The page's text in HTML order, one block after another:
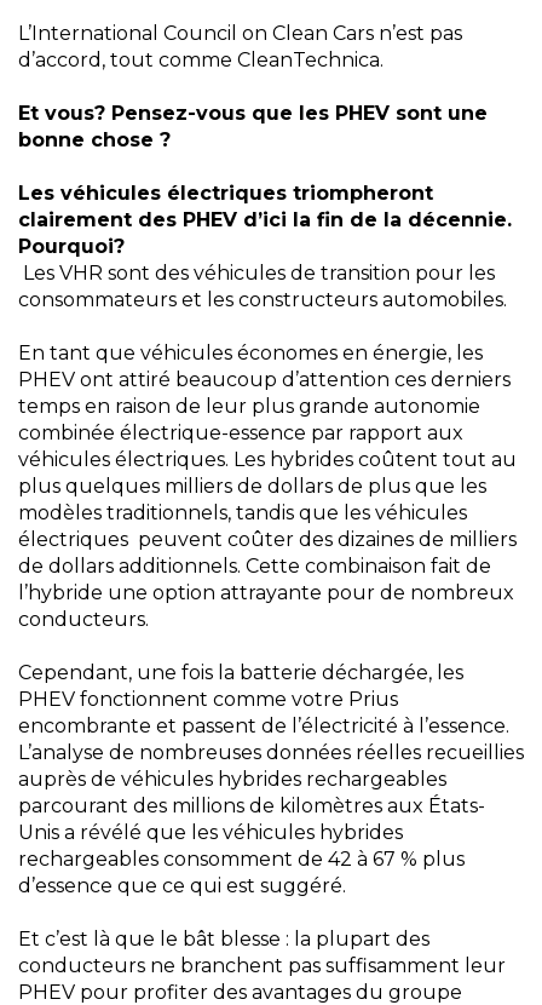
L’International Council on Clean Cars n’est pas
d’accord, tout comme CleanTechnica.
Et vous? Pensez-vous que les PHEV sont une
bonne chose ?
Les véhicules électriques triompheront
clairement des PHEV d’ici la fin de la décennie.
Pourquoi?
Les VHR sont des véhicules de transition pour les
consommateurs et les constructeurs automobiles.
En tant que véhicules économes en énergie, les
PHEV ont attiré beaucoup d’attention ces derniers
temps en raison de leur plus grande autonomie
combinée électrique-essence par rapport aux
véhicules électriques. Les hybrides coûtent tout au
plus quelques milliers de dollars de plus que les
modèles traditionnels, tandis que les véhicules
électriques peuvent coûter des dizaines de milliers
de dollars additionnels. Cette combinaison fait de
l’hybride une option attrayante pour de nombreux
conducteurs.
Cependant, une fois la batterie déchargée, les
PHEV fonctionnent comme votre Prius
encombrante et passent de l’électricité à l’essence.
L’analyse de nombreuses données réelles recueillies
auprès de véhicules hybrides rechargeables
parcourant des millions de kilomètres aux États-
Unis a révélé que les véhicules hybrides
rechargeables consomment de 42 à 67 % plus
d’essence que ce qui est suggéré.
Et c’est là que le bât blesse : la plupart des
conducteurs ne branchent pas suffisamment leur
PHEV pour profiter des avantages du groupe